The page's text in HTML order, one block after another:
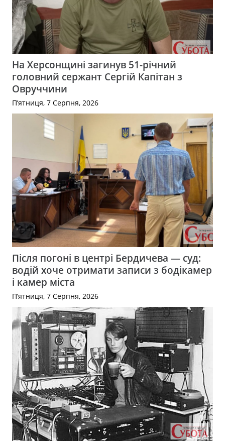
На Херсонщині загинув 51-річний
головний сержант Сергій Капітан з
Овруччини
П’ятниця, 7 Серпня, 2026
Після погоні в центрі Бердичева — суд:
водій хоче отримати записи з бодікамер
і камер міста
П’ятниця, 7 Серпня, 2026